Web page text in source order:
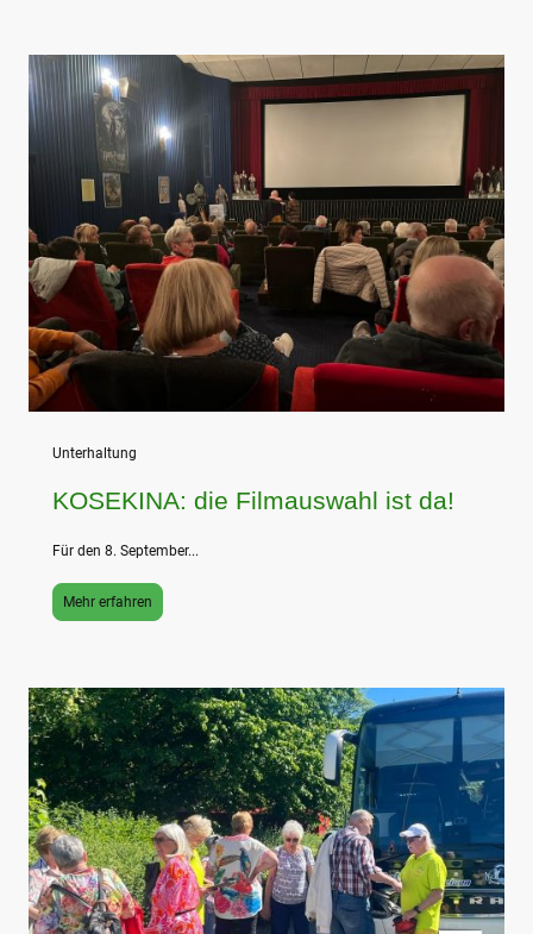
Unterhaltung
KOSEKINA: die Filmauswahl ist da!
Für den 8. September...
Mehr erfahren